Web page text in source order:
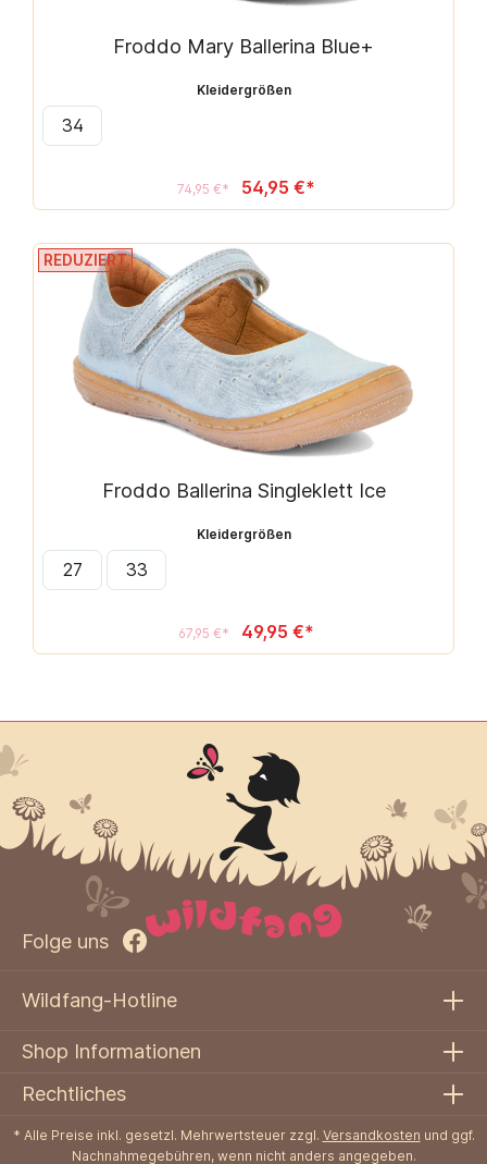
Froddo Mary Ballerina Blue+
Kleidergrößen
34
74,95 €* 54,95 €*
REDUZIERT
Froddo Ballerina Singleklett Ice
Kleidergrößen
27 33
67,95 €* 49,95 €*
Wildfang-Hotline
Folge uns
Shop Informationen
Rechtliches
* Alle Preise inkl. gesetzl. Mehrwertsteuer zzgl. Versandkosten und ggf.
Nachnahmegebühren, wenn nicht anders angegeben.